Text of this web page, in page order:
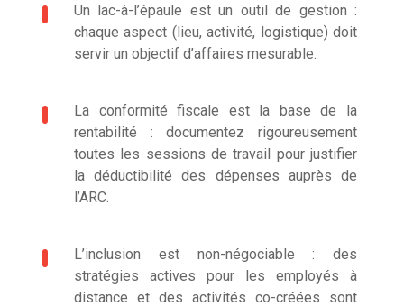
Un lac-à-l’épaule est un outil de gestion :
chaque aspect (lieu, activité, logistique) doit
servir un objectif d’affaires mesurable.
La conformité fiscale est la base de la
rentabilité : documentez rigoureusement
toutes les sessions de travail pour justifier
la déductibilité des dépenses auprès de
l’ARC.
L’inclusion est non-négociable : des
stratégies actives pour les employés à
distance et des activités co-créées sont